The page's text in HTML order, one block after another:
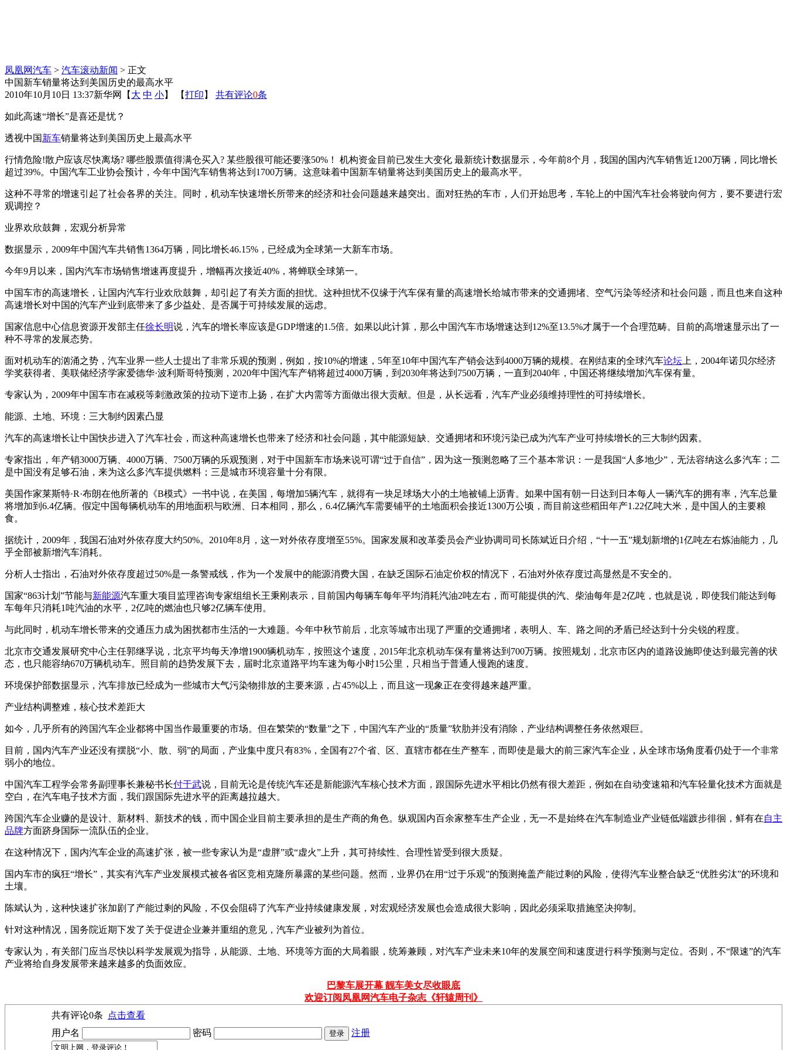
凤凰网汽车 > 汽车滚动新闻 > 正文
中国新车销量将达到美国历史的最高水平
2010年10月10日 13:37新华网 【 大 中 小】 【打印 】 共有评论0条
如此高速“增长”是喜还是忧？
透视中国新车销量将达到美国历史上最高水平
行情危险!散户应该尽快离场? 哪些股票值得满仓买入? 某些股很可能还要涨50%！ 机构资金目前已发生大变化 最新统计数据显示，今年前8个月，我国的国内汽车销售近1200万辆，同比增长
超过39%。中国汽车工业协会预计，今年中国汽车销售将达到1700万辆。这意味着中国新车销量将达到美国历史上的最高水平。
这种不寻常的增速引起了社会各界的关注。同时，机动车快速增长所带来的经济和社会问题越来越突出。面对狂热的车市，人们开始思考，车轮上的中国汽车社会将驶向何方，要不要进行宏
观调控？
业界欢欣鼓舞，宏观分析异常
数据显示，2009年中国汽车共销售1364万辆，同比增长46.15%，已经成为全球第一大新车市场。
今年9月以来，国内汽车市场销售增速再度提升，增幅再次接近40%，将蝉联全球第一。
中国车市的高速增长，让国内汽车行业欢欣鼓舞，却引起了有关方面的担忧。这种担忧不仅缘于汽车保有量的高速增长给城市带来的交通拥堵、空气污染等经济和社会问题，而且也来自这种
高速增长对中国的汽车产业到底带来了多少益处、是否属于可持续发展的远虑。
国家信息中心信息资源开发部主任徐长明说，汽车的增长率应该是GDP增速的1.5倍。如果以此计算，那么中国汽车市场增速达到12%至13.5%才属于一个合理范畴。目前的高增速显示出了一
种不寻常的发展态势。
面对机动车的汹涌之势，汽车业界一些人士提出了非常乐观的预测，例如，按10%的增速，5年至10年中国汽车产销会达到4000万辆的规模。在刚结束的全球汽车论坛 上，2004年诺贝尔经济
学奖获得者、美联储经济学家爱德华·波利斯哥特预测，2020年中国汽车产销将超过4000万辆，到2030年将达到7500万辆，一直到2040年，中国还将继续增加汽车保有量。
专家认为，2009年中国车市在减税等刺激政策的拉动下逆市上扬，在扩大内需等方面做出很大贡献。但是，从长远看，汽车产业必须维持理性的可持续增长。
能源、土地、环境：三大制约因素凸显
汽车的高速增长让中国快步进入了汽车社会，而这种高速增长也带来了经济和社会问题，其中能源短缺、交通拥堵和环境污染已成为汽车产业可持续增长的三大制约因素。
专家指出，年产销3000万辆、4000万辆、7500万辆的乐观预测，对于中国新车市场来说可谓“过于自信”，因为这一预测忽略了三个基本常识：一是我国“人多地少”，无法容纳这么多汽车；二
是中国没有足够石油，来为这么多汽车提供燃料；三是城市环境容量十分有限。
美国作家莱斯特·R·布朗在他所著的《B模式》一书中说，在美国，每增加5辆汽车，就得有一块足球场大小的土地被铺上沥青。如果中国有朝一日达到日本每人一辆汽车的拥有率，汽车总量
将增加到6.4亿辆。假定中国每辆机动车的用地面积与欧洲、日本相同，那么，6.4亿辆汽车需要铺平的土地面积会接近1300万公顷，而目前这些稻田年产1.22亿吨大米，是中国人的主要粮
食。
据统计，2009年，我国石油对外依存度大约50%。2010年8月，这一对外依存度增至55%。国家发展和改革委员会产业协调司司长陈斌近日介绍，“十一五”规划新增的1亿吨左右炼油能力，几
乎全部被新增汽车消耗。
分析人士指出，石油对外依存度超过50%是一条警戒线，作为一个发展中的能源消费大国，在缺乏国际石油定价权的情况下，石油对外依存度过高显然是不安全的。
国家“863计划”节能与新能源汽车重大项目监理咨询专家组组长王秉刚表示，目前国内每辆车每年平均消耗汽油2吨左右，而可能提供的汽、柴油每年是2亿吨，也就是说，即使我们能达到每
车每年只消耗1吨汽油的水平，2亿吨的燃油也只够2亿辆车使用。
与此同时，机动车增长带来的交通压力成为困扰都市生活的一大难题。今年中秋节前后，北京等城市出现了严重的交通拥堵，表明人、车、路之间的矛盾已经达到十分尖锐的程度。
北京市交通发展研究中心主任郭继孚说，北京平均每天净增1900辆机动车，按照这个速度，2015年北京机动车保有量将达到700万辆。按照规划，北京市区内的道路设施即使达到最完善的状
态，也只能容纳670万辆机动车。照目前的趋势发展下去，届时北京道路平均车速为每小时15公里，只相当于普通人慢跑的速度。
环境保护部数据显示，汽车排放已经成为一些城市大气污染物排放的主要来源，占45%以上，而且这一现象正在变得越来越严重。
产业结构调整难，核心技术差距大
如今，几乎所有的跨国汽车企业都将中国当作最重要的市场。但在繁荣的“数量”之下，中国汽车产业的“质量”软肋并没有消除，产业结构调整任务依然艰巨。
目前，国内汽车产业还没有摆脱“小、散、弱”的局面，产业集中度只有83%，全国有27个省、区、直辖市都在生产整车，而即使是最大的前三家汽车企业，从全球市场角度看仍处于一个非常
弱小的地位。
中国汽车工程学会常务副理事长兼秘书长付于武说，目前无论是传统汽车还是新能源汽车核心技术方面，跟国际先进水平相比仍然有很大差距，例如在自动变速箱和汽车轻量化技术方面就是
空白，在汽车电子技术方面，我们跟国际先进水平的距离越拉越大。
跨国汽车企业赚的是设计、新材料、新技术的钱，而中国企业目前主要承担的是生产商的角色。纵观国内百余家整车生产企业，无一不是始终在汽车制造业产业链低端踱步徘徊，鲜有在自主
品牌方面跻身国际一流队伍的企业。
在这种情况下，国内汽车企业的高速扩张，被一些专家认为是“虚胖”或“虚火”上升，其可持续性、合理性皆受到很大质疑。
国内车市的疯狂“增长”，其实有汽车产业发展模式被各省区竞相克隆所暴露的某些问题。然而，业界仍在用“过于乐观”的预测掩盖产能过剩的风险，使得汽车业整合缺乏“优胜劣汰”的环境和
土壤。
陈斌认为，这种快速扩张加剧了产能过剩的风险，不仅会阻碍了汽车产业持续健康发展，对宏观经济发展也会造成很大影响，因此必须采取措施坚决抑制。
针对这种情况，国务院近期下发了关于促进企业兼并重组的意见，汽车产业被列为首位。
专家认为，有关部门应当尽快以科学发展观为指导，从能源、土地、环境等方面的大局着眼，统筹兼顾，对汽车产业未来10年的发展空间和速度进行科学预测与定位。否则，不“限速”的汽车
产业将给自身发展带来越来越多的负面效应。
巴黎车展开幕 靓车美女尽收眼底
欢迎订阅凤凰网汽车电子杂志《轩辕周刊》
共有评论0条
点击查看
用户名
密码 注册